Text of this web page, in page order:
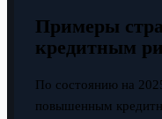
Примеры
кредитным
По состоянию на
повышенным